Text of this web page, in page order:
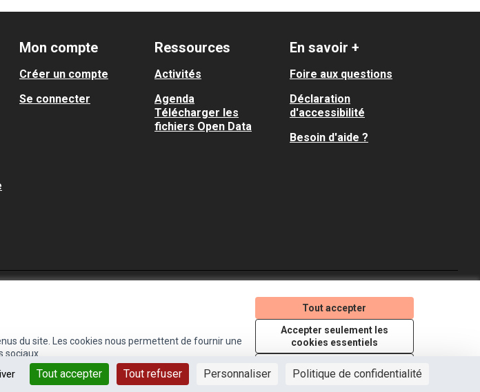
Tout accepter Tout refuser Personnaliser Politique de confidentialité
du site. Les cookies nous permettent de fournir une
sociaux.
Tout accepter
Accepter seulement les
cookies essentiels
Mon compte
Créer un compte
Se connecter
Ressources
Activités
Agenda
Télécharger les
fichiers Open Data
En savoir +
Foire aux questions
Déclaration
d'accessibilité
Besoin d'aide ?
(Lien externe)
(Lien externe)
(Lien externe)
Licence Creative
(Lien externe)